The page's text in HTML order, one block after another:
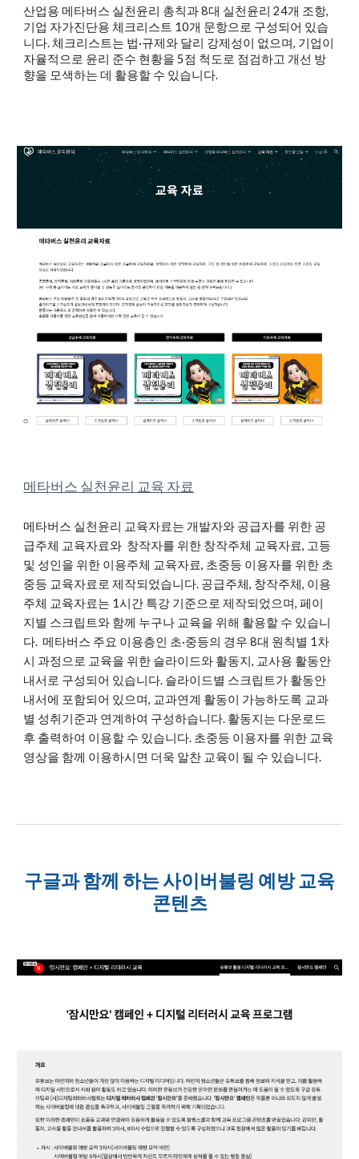
산업용 메타버스 실천윤리 총칙과 8대 실천윤리 24개 조항,
기업 자가진단용 체크리스트 10개 문항으로 구성되어 있습
니다. 체크리스트는 법·규제와 달리 강제성이 없으며, 기업이
자율적으로 윤리 준수 현황을 5점 척도로 점검하고 개선 방
향을 모색하는 데 활용할 수 있습니다.
메타버스 실천윤리 교육 자료
메타버스 실천윤리 교육자료는 개발자와 공급자를 위한 공
급주체 교육자료와 창작자를 위한 창작주체 교육자료, 고등
및 성인을 위한 이용주체 교육자료, 초중등 이용자를 위한 초
중등 교육자료로 제작되었습니다. 공급주체, 창작주체, 이용
주체 교육자료는 1시간 특강 기준으로 제작되었으며, 페이
지별 스크립트와 함께 누구나 교육을 위해 활용할 수 있습니
다. 메타버스 주요 이용층인 초·중등의 경우 8대 원칙별 1차
시 과정으로 교육을 위한 슬라이드와 활동지, 교사용 활동안
내서로 구성되어 있습니다. 슬라이드별 스크립트가 활동안
내서에 포함되어 있으며, 교과연계 활동이 가능하도록 교과
별 성취기준과 연계하여 구성하습니다. 활동지는 다운로드
후 출력하여 이용할 수 있습니다. 초중등 이용자를 위한 교육
영상을 함께 이용하시면 더욱 알찬 교육이 될 수 있습니다.
구글과 함께 하는 사이버불링 예방 교육
콘텐츠